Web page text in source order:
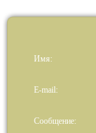
Имя:
E-mail:
Сообщение: